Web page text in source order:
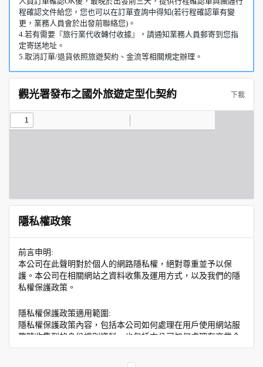
程確認文件給您，您也可以在訂單查詢中得知(若行程確認單有變
更，業務人員會於出發前聯絡您)。
4.若有需要『旅行業代收轉付收據』，請通知業務人員郵寄到您指
定寄送地址。
5.取消訂單/退貨依照旅遊契約、金流等相關規定辦理。
觀光署發布之國外旅遊定型化契約 下載
隱私權政策
前言申明:
本公司在此聲明對於個人的網路隱私權，絕對尊重並予以保
護。本公司在相關網站之資料收集及運用方式，以及我們的隱
私權保護政策。
隱私權保護政策適用範圍:
隱私權保護政策內容，包括本公司如何處理在用戶使用網站服
務時收集到的身份識別資料，也包括本公司如何處理在商業合
作與本公司合作時分享的任何身份識別資料。隱私權保護政策